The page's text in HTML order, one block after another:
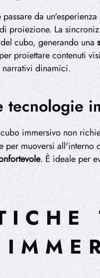
da
proiezione. La
cubo, generando una
proiettare contenuti
dinamici.
immersivo non
muoversi
. È ideale per